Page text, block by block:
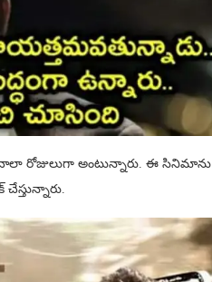
రోజులుగా అంటున్నారు. ఈ సినిమాను